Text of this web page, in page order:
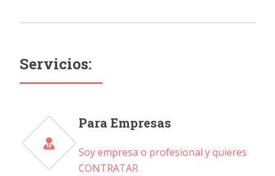
Servicios:
Para Empresas
Soy empresa o profesional y quieres
CONTRATAR